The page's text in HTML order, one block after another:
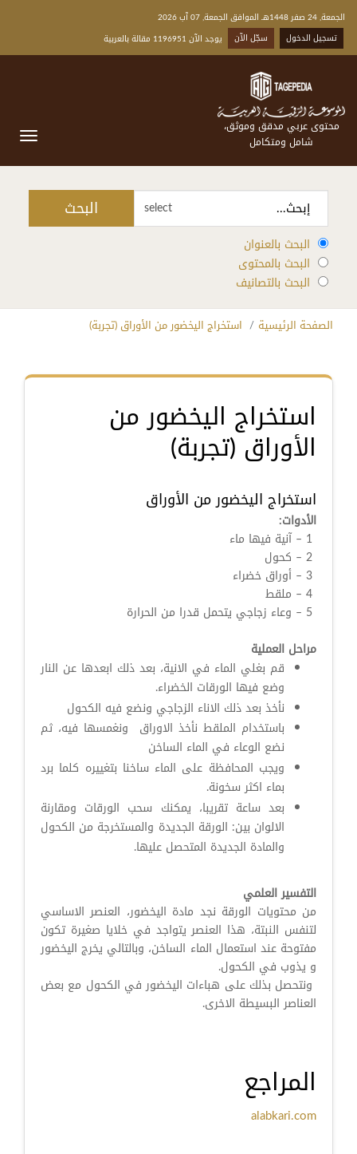
الجمعة, 24 صفر 1448هـ الموافق الجمعة, 07 آب 2026
تسجيل الدخول
سجّل الآن يوجد الآن 1196951 مقالة بالعربية
محتوى عربي مدقق وموثق،
شامل ومتكامل
select البحث
البحث بالعنوان
البحث بالمحتوى
البحث بالتصانيف
الصفحة الرئيسية استخراج اليخضور من الأوراق (تجربة)
استخراج اليخضور من
الأوراق (تجربة)
استخراج اليخضور من الأوراق
الأدوات:
مراحل العملية
قم بغلي الماء في الانية، بعد ذلك ابعدها عن النار
وضع فيها الورقات الخضراء.
نأخذ بعد ذلك الاناء الزجاجي ونضع فيه الكحول
باستخدام الملقط نأخذ الاوراق ونغمسها فيه، ثم
نضع الوعاء في الماء الساخن
ويجب المحافظة على الماء ساخنا بتغييره كلما برد
بماء اكثر سخونة.
بعد ساعة تقريبا، يمكنك سحب الورقات ومقارنة
الالوان بين: الورقة الجديدة والمستخرجة من الكحول
والمادة الجديدة المتحصل عليها.
التفسير العلمي
من محتويات الورقة نجد مادة اليخضور، العنصر الاساسي
لتنفس النبتة، هذا العنصر يتواجد في خلايا صغيرة تكون
مفتوحة عند استعمال الماء الساخن، وبالتالي يخرج اليخضور
و يذوب في الكحول.
ونتحصل بذلك على هباءات اليخضور في الكحول مع بعض
العناصر البسيطة الاخرى.
المراجع
alabkari.com